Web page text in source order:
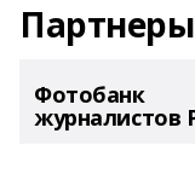
Партнеры
Фотобанк
журналистов